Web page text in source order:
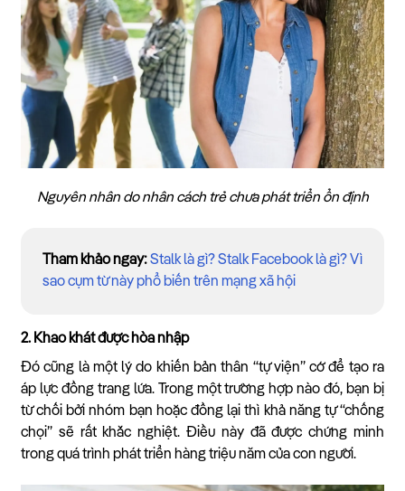
Nguyên nhân do nhân cách trẻ chưa phát triển ổn định
Tham khảo ngay:Stalk là gì? Stalk Facebook là gì? Vì
sao cụm từ này phổ biến trên mạng xã hội
2. Khao khát được hòa nhập
Đó cũng là một lý do khiến bản thân “tự viện” cớ để tạo ra
áp lực đồng trang lứa. Trong một trường hợp nào đó, bạn bị
từ chối bởi nhóm bạn hoặc đồng lại thì khả năng tự “chống
chọi” sẽ rất khắc nghiệt. Điều này đã được chứng minh
trong quá trình phát triển hàng triệu năm của con người.